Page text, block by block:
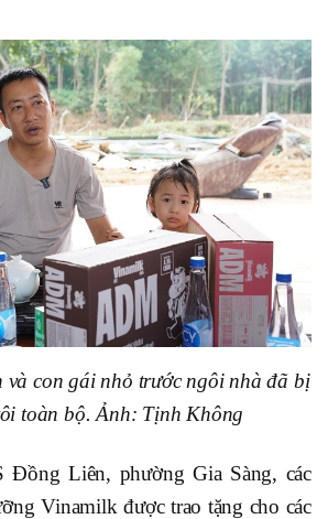
con gái nhỏ trước ngôi nhà đã bị
toàn bộ. Ảnh: Tịnh Không
Đồng Liên, phường Gia Sàng, các
Vinamilk được trao tặng cho các